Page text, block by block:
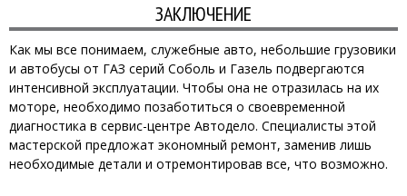
ЗАКЛЮЧЕНИЕ
Как мы все понимаем, служебные авто, небольшие грузовики
и автобусы от ГАЗ серий Соболь и Газель подвергаются
интенсивной эксплуатации. Чтобы она не отразилась на их
моторе, необходимо позаботиться о своевременной
диагностика в сервис-центре Автодело. Специалисты этой
мастерской предложат экономный ремонт, заменив лишь
необходимые детали и отремонтировав все, что возможно.